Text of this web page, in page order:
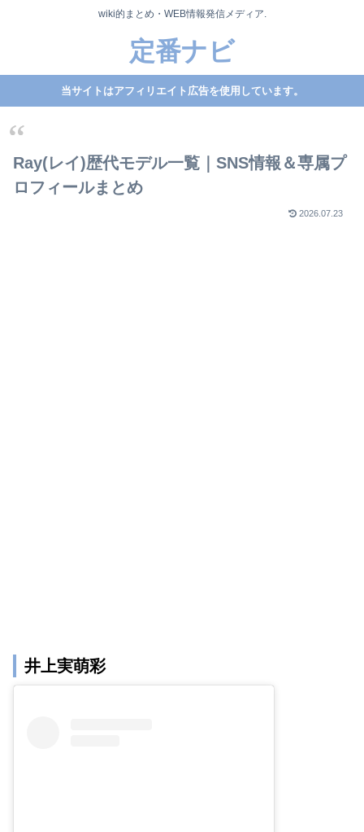
wiki的まとめ・WEB情報発信メディア.
定番ナビ
当サイトはアフィリエイト広告を使用しています。
Ray(レイ)歴代モデル一覧｜SNS情報＆専属プ
ロフィールまとめ
2026.07.23
井上実萌彩